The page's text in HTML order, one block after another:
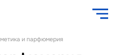
и парфюмерия